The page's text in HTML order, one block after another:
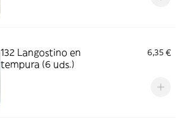
132 Langostino en
tempura (6 uds.)
6,35 €